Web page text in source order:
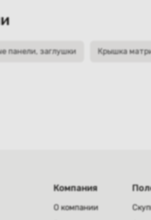
панели, заглушки Крышка
Компания
О компании